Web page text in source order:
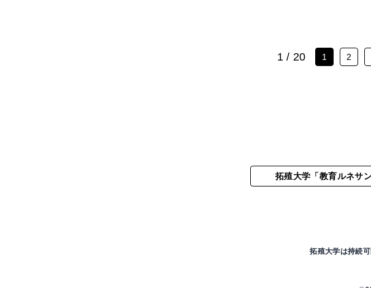
1 / 20 1 2
拓殖大学「教育ルネサ
拓殖大学は持続